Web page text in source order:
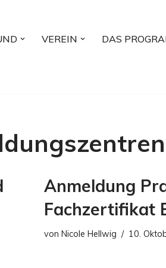
VEREIN DAS
Anmeldung
Fachzertifikat
von Nicole Hellwig 10.